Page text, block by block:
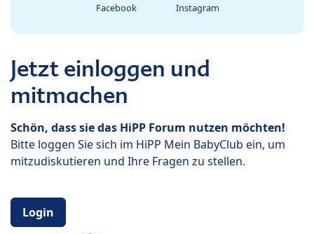
Facebook Instagram
Jetzt einloggen und
mitmachen
Schön, dass sie das HiPP Forum nutzen möchten!
Bitte loggen Sie sich im HiPP Mein BabyClub ein, um
mitzudiskutieren und Ihre Fragen zu stellen.
Login